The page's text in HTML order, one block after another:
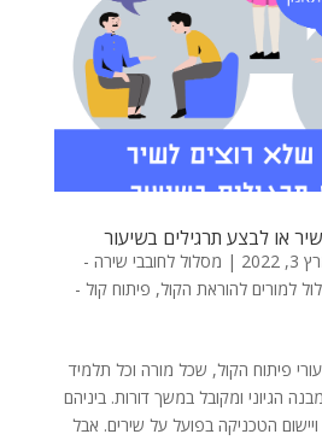
או לבצע תרגילים בשיעור
2022
| מסלול לחובבי שירה -
למורים להוראת הקול, פיתוח קול -
פיתוח הקול, שכל מורה וכל תלמיד
הגיוני ומקובל במשך דורות. ביניהם
הטכניקה בפועל על שירים. אבל